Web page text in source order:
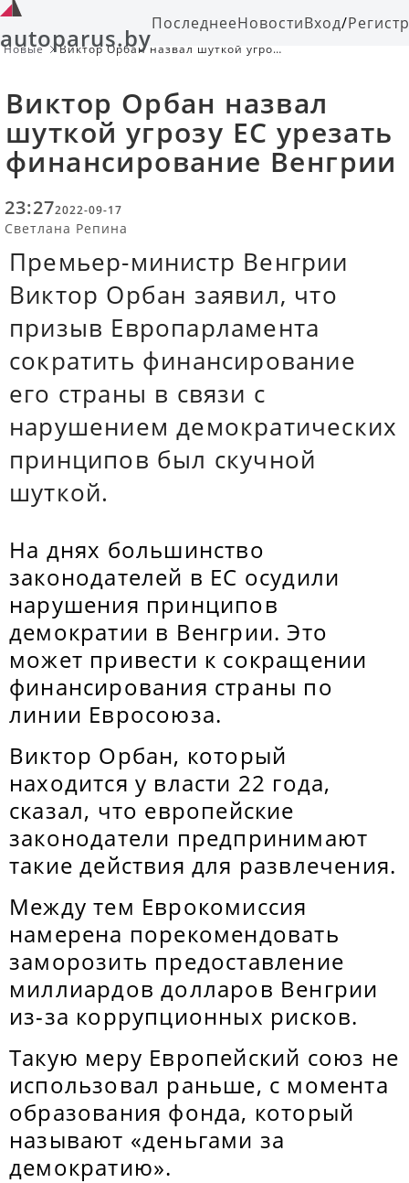
autoparus.byПоследнееНовостиВход/
Новые
Виктор Орбан назвал шуткой угрозу
Виктор Орбан назвал
шуткой угрозу ЕС урезать
финансирование Венгрии
23:272022-09-17
Светлана Репина
Премьер-министр Венгрии
Виктор Орбан заявил, что
призыв Европарламента
сократить финансирование
его страны в связи с
нарушением демократических
принципов был скучной
шуткой.
На днях большинство
законодателей в ЕС осудили
нарушения принципов
демократии в Венгрии. Это
может привести к сокращении
финансирования страны по
линии Евросоюза.
Виктор Орбан, который
находится у власти 22 года,
сказал, что европейские
законодатели предпринимают
такие действия для развлечения.
Между тем Еврокомиссия
намерена порекомендовать
заморозить предоставление
миллиардов долларов Венгрии
из-за коррупционных рисков.
Такую меру Европейский союз не
использовал раньше, с момента
образования фонда, который
называют «деньгами за
демократию».